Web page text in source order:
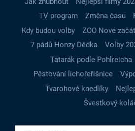
TV program
Změna času
Kdy budou volby
ZOO Nové
7 pádů Honzy Dědka
Volby
Tatarák podle Pohlreicha
Pěstování lichořeřišnice
Tvarohové knedlíky
Švestkový